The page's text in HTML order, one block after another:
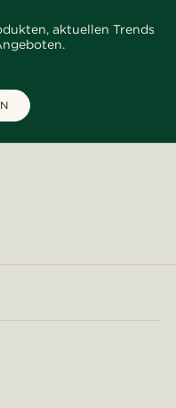
aktuellen Trends